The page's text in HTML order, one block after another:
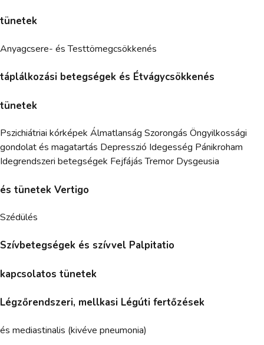
tünetek
Anyagcsere- és Testtömegcsökkenés
táplálkozási betegségek és Étvágycsökkenés
tünetek
Pszichiátriai kórképek Álmatlanság Szorongás Öngyilkossági
gondolat és magatartás Depresszió Idegesség Pánikroham
Idegrendszeri betegségek Fejfájás Tremor Dysgeusia
és tünetek Vertigo
Szédülés
Szívbetegségek és szívvel Palpitatio
kapcsolatos tünetek
Légzőrendszeri, mellkasi Légúti fertőzések
és mediastinalis (kivéve pneumonia)